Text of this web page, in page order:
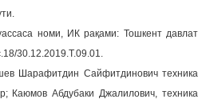
номи, ИК рақами: Тошкент давлат
30.12.2019.Т.09.01.
Шарафитдин Сайфитдинович техника
Каюмов Абдубаки Джалилович, техника